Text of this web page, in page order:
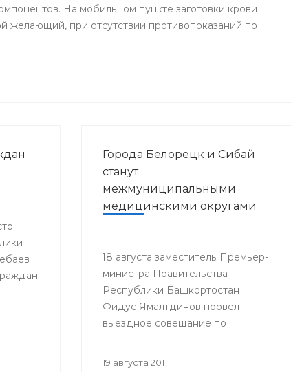
На мобильном пункте заготовки крови
желающий, при отсутствии противопоказаний по
Города Белорецк и Сибай
станут
межмуниципальными
медицинскими округами
18 августа заместитель Премьер-
министра Правительства
Республики Башкортостан
Фидус Ямалтдинов провел
выездное совещание по
19 августа 2011